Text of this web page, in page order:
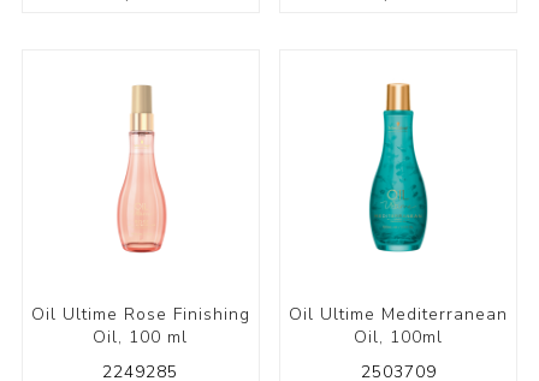
Oil Ultime Rose Finishing
Oil, 100 ml
2249285
Oil Ultime Mediterranean
Oil, 100ml
2503709